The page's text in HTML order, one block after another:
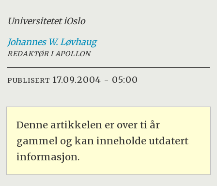
Universitetet iOslo
Johannes W.Løvhaug
REDAKTØR I APOLLON
PUBLISERT 17.09.2004 - 05:00
Denne artikkelen er over ti år
gammel og kan inneholde utdatert
informasjon.